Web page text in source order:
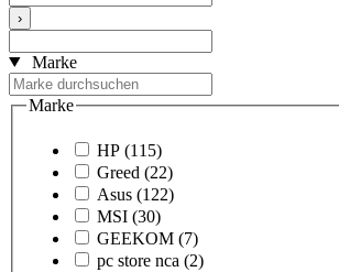
›
Marke
Marke
HP (115)
Greed (22)
Asus (122)
MSI (30)
GEEKOM (7)
pc store nca (2)